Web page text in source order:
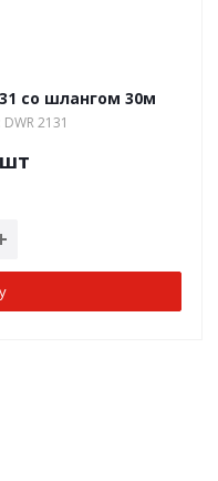
со шлангом 30м
2131